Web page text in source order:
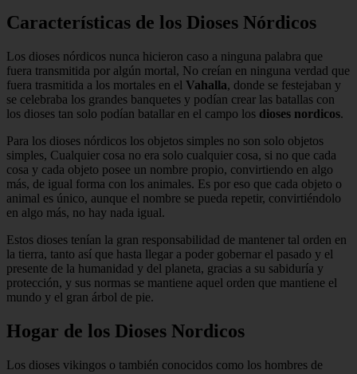
Características de los Dioses Nórdicos
Los dioses nórdicos nunca hicieron caso a ninguna palabra que
fuera transmitida por algún mortal, No creían en ninguna verdad que
fuera trasmitida a los mortales en el Vahalla, donde se festejaban y
se celebraba los grandes banquetes y podían crear las batallas con
los dioses tan solo podían batallar en el campo los dioses nordicos.
Para los dioses nórdicos los objetos simples no son solo objetos
simples, Cualquier cosa no era solo cualquier cosa, si no que cada
cosa y cada objeto posee un nombre propio, convirtiendo en algo
más, de igual forma con los animales. Es por eso que cada objeto o
animal es único, aunque el nombre se pueda repetir, convirtiéndolo
en algo más, no hay nada igual.
Estos dioses tenían la gran responsabilidad de mantener tal orden en
la tierra, tanto así que hasta llegar a poder gobernar el pasado y el
presente de la humanidad y del planeta, gracias a su sabiduría y
protección, y sus normas se mantiene aquel orden que mantiene el
mundo y el gran árbol de pie.
Hogar de los Dioses Nordicos
Los dioses vikingos o también conocidos como los hombres de